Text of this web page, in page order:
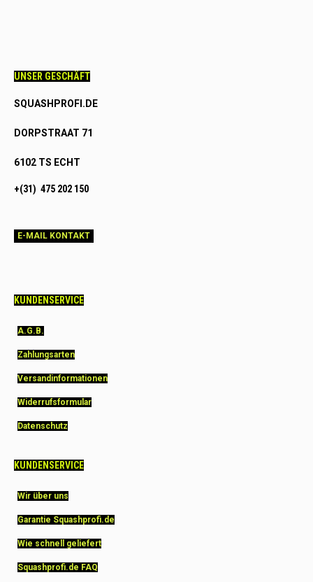
UNSER GESCHÄFT
SQUASHPROFI.DE
DORPSTRAAT 71
6102 TS ECHT
+(31) 475 202 150
E-MAIL KONTAKT
KUNDENSERVICE
A.G.B.
Zahlungsarten
Versandinformationen
Widerrufsformular
Datenschutz
KUNDENSERVICE
Wir über uns
Garantie Squashprofi.de
Wie schnell geliefert
Squashprofi.de FAQ